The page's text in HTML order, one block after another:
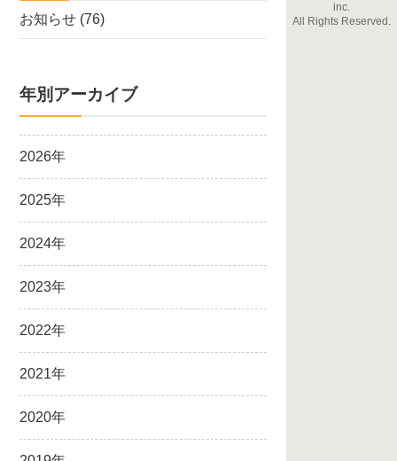
お知らせ (76)
年別アーカイブ
2026年
2025年
2024年
2023年
2022年
2021年
2020年
inc.
All Rights Reserved.